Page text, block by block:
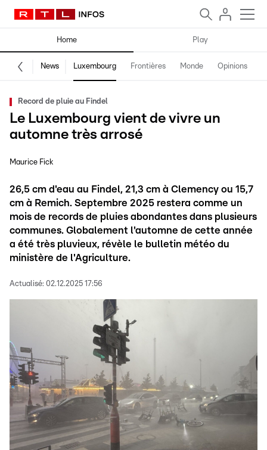
Home Play
News Luxembourg Frontières Monde Opinions
Record de pluie au Findel
Le Luxembourg vient de vivre un
automne très arrosé
Maurice Fick
26,5 cm d'eau au Findel, 21,3 cm à Clemency ou 15,7
cm à Remich. Septembre 2025 restera comme un
mois de records de pluies abondantes dans plusieurs
communes. Globalement l'automne de cette année
a été très pluvieux, révèle le bulletin météo du
ministère de l'Agriculture.
Actualisé: 02.12.2025 17:56